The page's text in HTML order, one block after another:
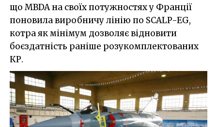
що MBDA на своїх потужностях у Франції
поновила виробничу лінію по SCALP-EG,
котра як мінімум дозволяє відновити
боєздатність раніше розукомплектованих
КР.